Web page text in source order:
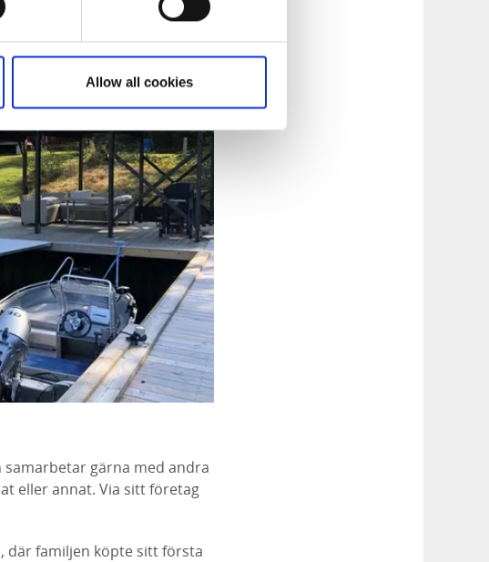
Allow all cookies
samarbetar gärna med andra
eller annat. Via sitt företag
där familjen köpte sitt första